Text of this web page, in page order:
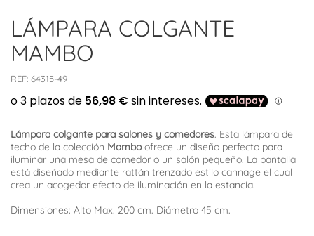
LÁMPARA COLGANTE
MAMBO
REF: 64315-49
Lámpara colgante para salones y comedores. Esta lámpara de
techo de la colección Mamboofrece un diseño perfecto para
iluminar una mesa de comedor o un salón pequeño. La pantalla
está diseñado mediante rattán trenzado estilo cannage el cual
crea un acogedor efecto de iluminación en la estancia.
Dimensiones: Alto Max. 200 cm. Diámetro 45 cm.